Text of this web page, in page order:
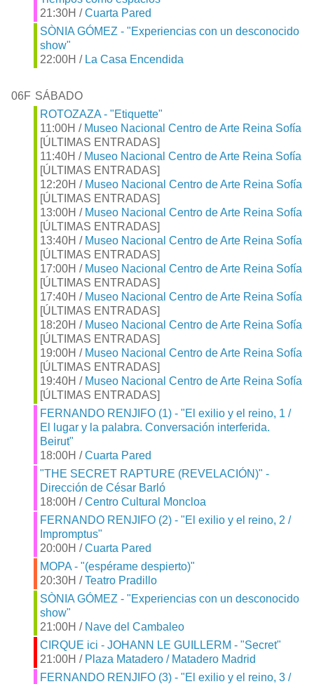
21:30H /Cuarta Pared
SÒNIA GÓMEZ - "Experiencias con un desconocido
show"
22:00H / La Casa Encendida
06F SÁBADO
ROTOZAZA - "Etiquette"
11:00H / Museo Nacional Centro de Arte Reina Sofía
[ÚLTIMAS ENTRADAS]
11:40H / Museo Nacional Centro de Arte Reina Sofía
[ÚLTIMAS ENTRADAS]
12:20H / Museo Nacional Centro de Arte Reina Sofía
[ÚLTIMAS ENTRADAS]
13:00H / Museo Nacional Centro de Arte Reina Sofía
[ÚLTIMAS ENTRADAS]
13:40H / Museo Nacional Centro de Arte Reina Sofía
[ÚLTIMAS ENTRADAS]
17:00H / Museo Nacional Centro de Arte Reina Sofía
[ÚLTIMAS ENTRADAS]
17:40H / Museo Nacional Centro de Arte Reina Sofía
[ÚLTIMAS ENTRADAS]
18:20H / Museo Nacional Centro de Arte Reina Sofía
[ÚLTIMAS ENTRADAS]
19:00H / Museo Nacional Centro de Arte Reina Sofía
[ÚLTIMAS ENTRADAS]
19:40H / Museo Nacional Centro de Arte Reina Sofía
[ÚLTIMAS ENTRADAS]
FERNANDO RENJIFO (1) - "El exilio y el reino, 1 /
El lugar y la palabra. Conversación interferida.
Beirut"
18:00H /Cuarta Pared
"THE SECRET RAPTURE (REVELACIÓN)" -
Dirección de César Barló
18:00H /Centro Cultural Moncloa
FERNANDO RENJIFO (2) - "El exilio y el reino, 2 /
Impromptus"
20:00H /Cuarta Pared
MOPA - "(espérame despierto)"
20:30H /Teatro Pradillo
SÒNIA GÓMEZ - "Experiencias con un desconocido
show"
21:00H / Nave del Cambaleo
CIRQUE ici - JOHANN LE GUILLERM - "Secret"
21:00H / Plaza Matadero / Matadero Madrid
FERNANDO RENJIFO (3) - "El exilio y el reino, 3 /